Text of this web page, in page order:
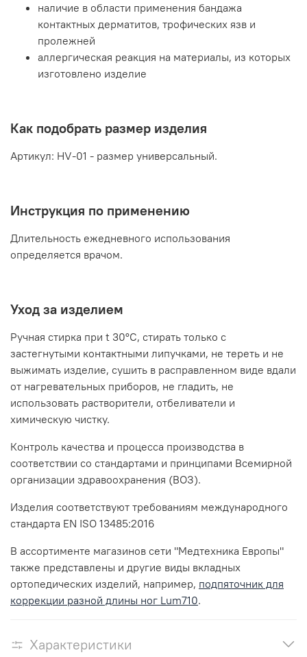
наличие в области применения бандажа
контактных дерматитов, трофических язв и
пролежней
аллергическая реакция на материалы, из которых
изготовлено изделие
Как подобрать размер изделия
Артикул: НV-01 - размер универсальный.
Инструкция по применению
Длительность ежедневного использования
определяется врачом.
Уход за изделием
Ручная стирка при t 30°С, стирать только с
застегнутыми контактными липучками, не тереть и не
выжимать изделие, сушить в расправленном виде вдали
от нагревательных приборов, не гладить, не
использовать растворители, отбеливатели и
химическую чистку.
Контроль качества и процесса производства в
соответствии со стандартами и принципами Всемирной
организации здравоохранения (ВОЗ).
Изделия соответствуют требованиям международного
стандарта EN ISO 13485:2016
В ассортименте магазинов сети "Медтехника Европы"
также представлены и другие виды вкладных
ортопедических изделий, например, подпяточник для
коррекции разной длины ног Lum710.
Характеристики